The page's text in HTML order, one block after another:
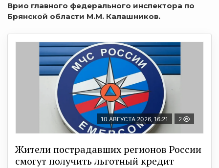
Врио главного федерального инспектора по
Брянской области М.М. Калашников.
10 АВГУСТА 2026, 16:21 2
Жители пострадавших регионов России
смогут получить льготный кредит